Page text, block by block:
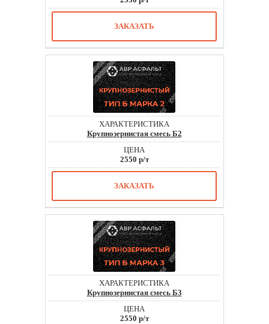
ЗАКАЗАТЬ
Крупнозернистая смесь Б2
2550 р/т
ЗАКАЗАТЬ
Крупнозернистая смесь Б3
2550 р/т